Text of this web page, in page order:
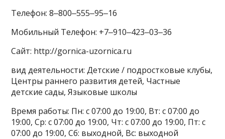
Телефон: 8‒800‒555‒95‒16
Мобильный Телефон: +7‒910‒423‒03‒36
Сайт: http://gornica-uzornica.ru
вид деятельности: Детские / подростковые клубы,
Центры раннего развития детей, Частные
детские сады, Языковые школы
Время работы: Пн: с 07:00 до 19:00, Вт: с 07:00 до
19:00, Ср: с 07:00 до 19:00, Чт: с 07:00 до 19:00, Пт: с
07:00 до 19:00, Сб: выходной, Вс: выходной